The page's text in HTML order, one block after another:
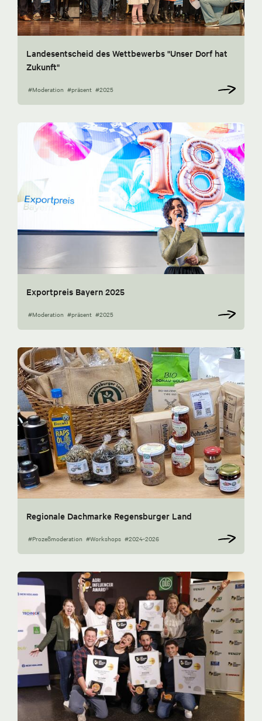
Landesentscheid des Wettbewerbs "Unser Dorf hat
Zukunft"
#Moderation #präsent #2025
Exportpreis Bayern 2025
#Moderation #präsent #2025
Regionale Dachmarke Regensburger Land
#Prozeßmoderation #Workshops #2024-2026